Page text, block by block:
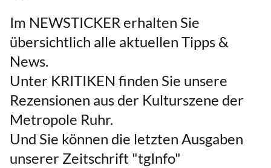
Im NEWSTICKER erhalten Sie
übersichtlich alle aktuellen Tipps &
News.
Unter KRITIKEN finden Sie unsere
Rezensionen aus der Kulturszene der
Metropole Ruhr.
Und Sie können die letzten Ausgaben
unserer Zeitschrift "tgInfo"